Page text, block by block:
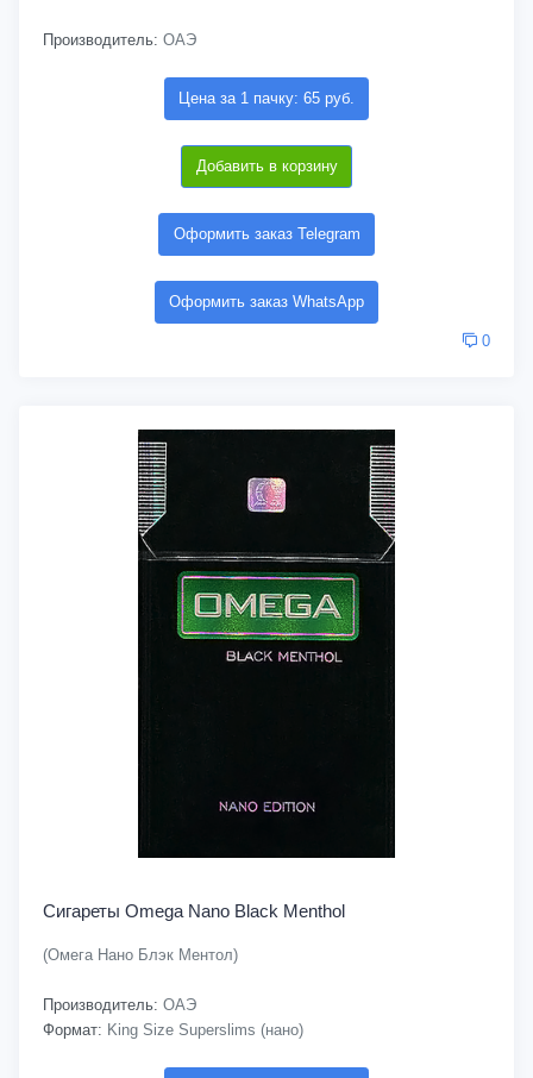
Производитель: ОАЭ
Цена за 1 пачку: 65 руб.
Добавить в корзину
Оформить заказ Telegram
Оформить заказ WhatsApp
0
Сигареты Omega Nano Black Menthol
(Омега Нано Блэк Ментол)
Производитель: ОАЭ
Формат: King Size Superslims (нано)